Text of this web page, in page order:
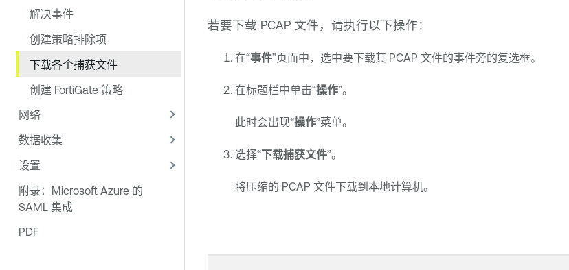
解决事件
创建策略排除项
下载各个捕获文件
创建 FortiGate 策略
网络
数据收集
设置
附录：Microsoft Azure 的
SAML 集成
PDF
若要下载 PCAP 文件，请执行以下操作：
在“事件”页面中，选中要下载其 PCAP 文件的事件旁的复选框。
在标题栏中单击“操作”。
此时会出现“操作”菜单。
选择“下载捕获文件”。
将压缩的 PCAP 文件下载到本地计算机。